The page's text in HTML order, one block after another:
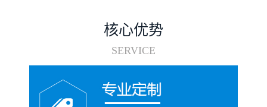
核心优势
SERVICE